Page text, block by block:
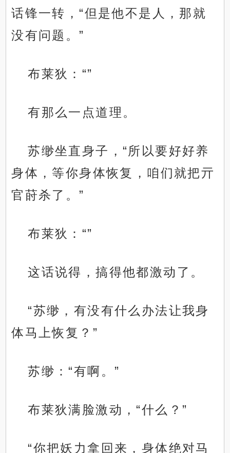
话锋一转，“但是他不是人，那就
没有问题。”
布莱狄：“”
有那么一点道理。
苏缈坐直身子，“所以要好好养
身体，等你身体恢复，咱们就把亓
官莳杀了。”
布莱狄：“”
这话说得，搞得他都激动了。
“苏缈，有没有什么办法让我身
体马上恢复？”
苏缈：“有啊。”
布莱狄满脸激动，“什么？”
“你把妖力拿回来，身体绝对马